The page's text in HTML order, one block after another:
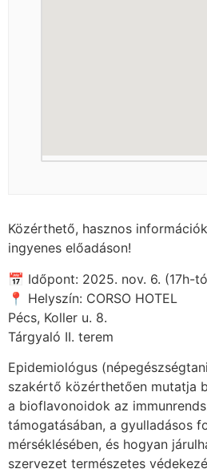
Közérthető, hasznos
ingyenes előadáson!
📅 Időpont: 2025. nov. 6. (17h-
📍 Helyszín: CORSO HOTEL
Pécs, Koller u. 8.
Tárgyaló II. terem
Epidemiológus
szakértő közérthetően mutatja
a bioflavonoidok az
támogatásában, a gyulladásos
mérséklésében, és hogyan
szervezet természetes